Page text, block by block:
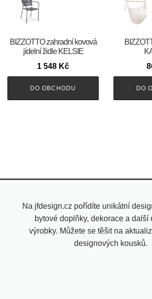
BIZZOTTO zahradní kovová
jídelní židle KELSIE
1 548 Kč
DO OBCHODU DO
Na jfdesign.cz pořídíte unikátní
bytové doplňky, dekorace a další
výrobky. Můžete se těšit na
designových kousků.